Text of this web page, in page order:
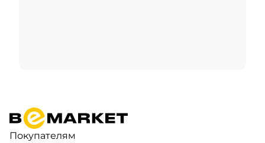
Покупателям